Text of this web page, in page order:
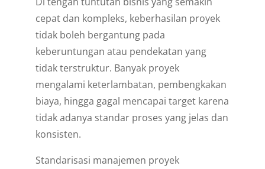
cepat dan kompleks, keberhasilan proyek
tidak boleh bergantung pada
keberuntungan atau pendekatan yang
tidak terstruktur. Banyak proyek
mengalami keterlambatan, pembengkakan
biaya, hingga gagal mencapai target karena
tidak adanya standar proses yang jelas dan
konsisten.
Standarisasi manajemen proyek